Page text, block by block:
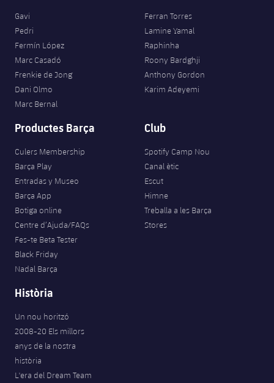
Gavi
Pedri
Fermín López
Marc Casadó
Frenkie de Jong
Dani Olmo
Marc Bernal
Ferran Torres
Lamine Yamal
Raphinha
Roony Bardghji
Anthony Gordon
Karim Adeyemi
Productes Barça
Culers Membership
Barça Play
Entradas y Museo
Barça App
Botiga online
Centre d’Ajuda/FAQs
Fes-te Beta Tester
Black Friday
Nadal Barça
Club
Spotify Camp Nou
Canal ètic
Escut
Himne
Treballa a les Barça
Stores
Història
Un nou horitzó
2008-20 Els millors
anys de la nostra
història
L'era del Dream Team